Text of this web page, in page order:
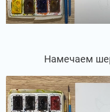
Намечаем